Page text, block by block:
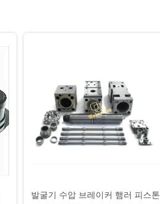
발굴기 수압 브레이커 햄러 피스톤